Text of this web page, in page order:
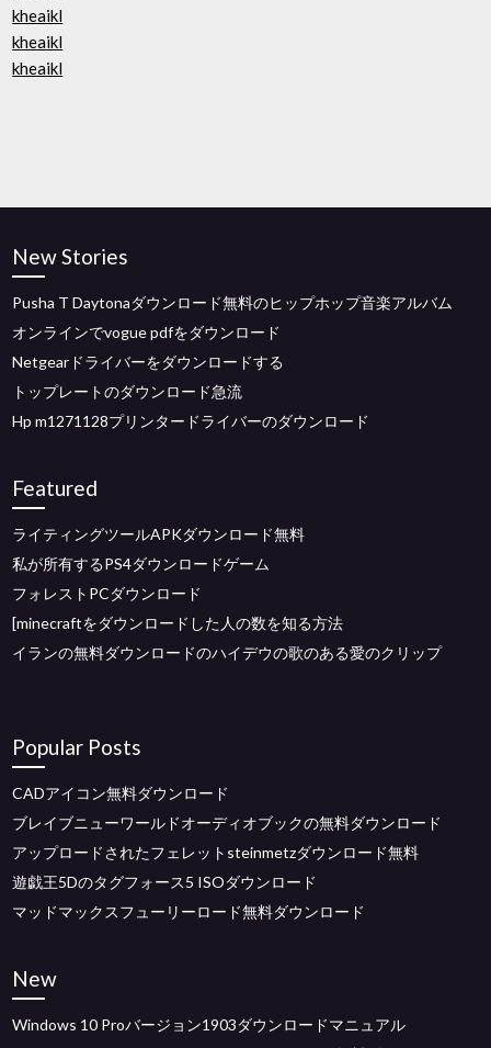
kheaikl
kheaikl
kheaikl
New Stories
Pusha T Daytonaダウンロード無料のヒップホップ音楽アルバム
オンラインでvogue pdfをダウンロード
Netgearドライバーをダウンロードする
トップレートのダウンロード急流
Hp m1271128プリンタードライバーのダウンロード
Featured
ライティングツールAPKダウンロード無料
私が所有するPS4ダウンロードゲーム
フォレストPCダウンロード
[minecraftをダウンロードした人の数を知る方法
イランの無料ダウンロードのハイデウの歌のある愛のクリップ
Popular Posts
CADアイコン無料ダウンロード
ブレイブニューワールドオーディオブックの無料ダウンロード
アップロードされたフェレットsteinmetzダウンロード無料
遊戯王5Dのタグフォース5 ISOダウンロード
マッドマックスフューリーロード無料ダウンロード
New
Windows 10 Proバージョン1903ダウンロードマニュアル